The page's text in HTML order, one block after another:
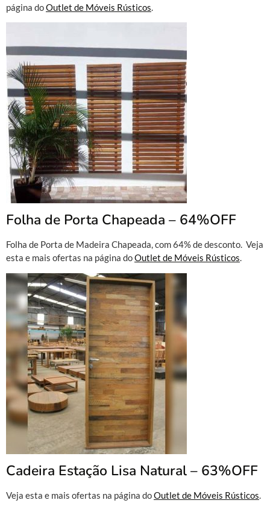
página doOutlet de Móveis Rústicos
Folha de Porta Chapeada – 64%OFF
Folha de Porta de Madeira Chapeada, com 64% de desconto. Veja
esta e mais ofertas na página doOutlet de Móveis Rústicos.
Cadeira Estação Lisa Natural – 63%OFF
Veja esta e mais ofertas na página doOutlet de Móveis Rústicos.